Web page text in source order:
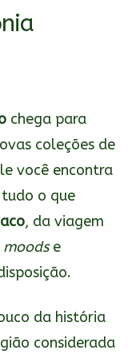
chega para
coleções de
você encontra
o que
, da viagem
moodse
da história
considerada